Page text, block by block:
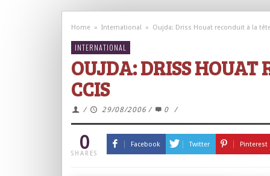
Home » International » Oujda: Driss Houat reconduit à la
INTERNATIONAL
OUJDA: DRISS HOUAT
CCIS
/ 29/08/2006 / 0 /
0
SHARES
Facebook Twitter Pinterest